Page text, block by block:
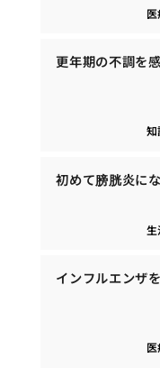
更年期の不調を
知
初めて膀胱炎に
生
インフルエンザ